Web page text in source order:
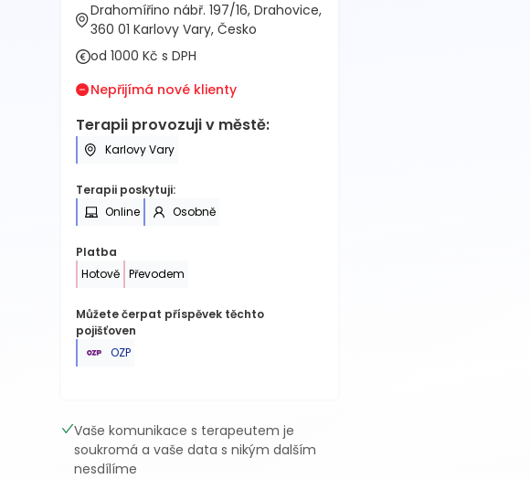
Drahomířino nábř. 197/16, Drahovice,
360 01 Karlovy Vary, Česko
od 1000 Kč s DPH
Nepřijímá nové klienty
Terapii provozuji v městě:
Karlovy Vary
Terapii poskytuji:
Online
Osobně
Platba
Hotově
Převodem
Můžete čerpat příspěvek těchto
pojišťoven
OZP
Vaše komunikace s terapeutem je
soukromá a vaše data s nikým dalším
nesdílíme